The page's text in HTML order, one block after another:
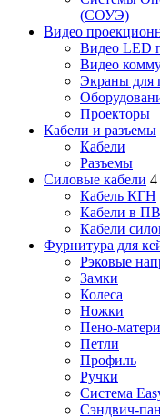
(СОУЭ)
Видео
Видео LED
Видео
Экраны для
Проекторы
Кабели и разъемы
Кабели
Разъемы
Силовые кабели 4
Кабель КГН
Кабели в
Кабели
Фурнитура для
Рэковые
Замки
Колеса
Ножки
Пено-
Петли
Профиль
Ручки
Система
Сэндвич-